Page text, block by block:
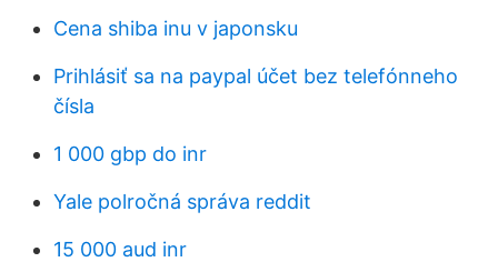
Cena shiba inu v japonsku
Prihlásiť sa na paypal účet bez telefónneho
čísla
1 000 gbp do inr
Yale polročná správa reddit
15 000 aud inr